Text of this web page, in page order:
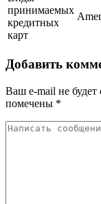
принимаемых
кредитных
карт
Добавить
Ваш e-mail не будет
помечены *